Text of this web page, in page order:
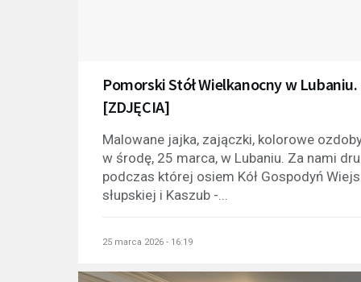
Pomorski Stół Wielkanocny w
[ZDJĘCIA]
Malowane jajka, zajączki, kolorowe
w środę, 25 marca, w Lubaniu. Za nami
podczas której osiem Kół Gospodyń
słupskiej i Kaszub -...
25 marca 2026 - 16:19